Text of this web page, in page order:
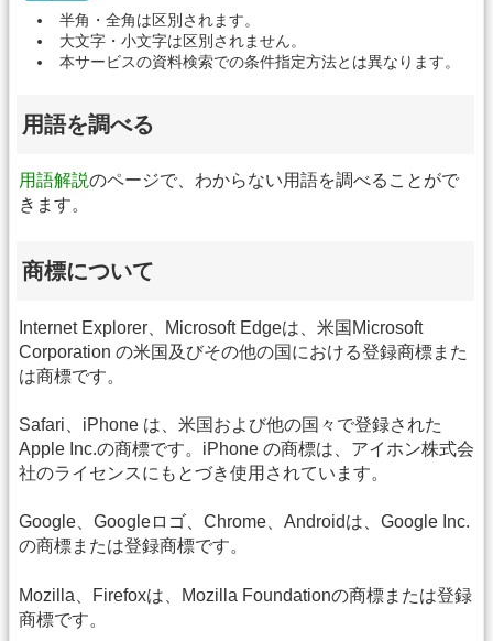
半角・全角は区別されます。
大文字・小文字は区別されません。
本サービスの資料検索での条件指定方法とは異なります。
用語を調べる
用語解説のページで、わからない用語を調べることがで
きます。
商標について
Internet Explorer、Microsoft Edgeは、米国Microsoft
Corporation の米国及びその他の国における登録商標また
は商標です。
Safari、iPhone は、米国および他の国々で登録された
Apple Inc.の商標です。iPhone の商標は、アイホン株式会
社のライセンスにもとづき使用されています。
Google、Googleロゴ、Chrome、Androidは、Google Inc.
の商標または登録商標です。
Mozilla、Firefoxは、Mozilla Foundationの商標または登録
商標です。